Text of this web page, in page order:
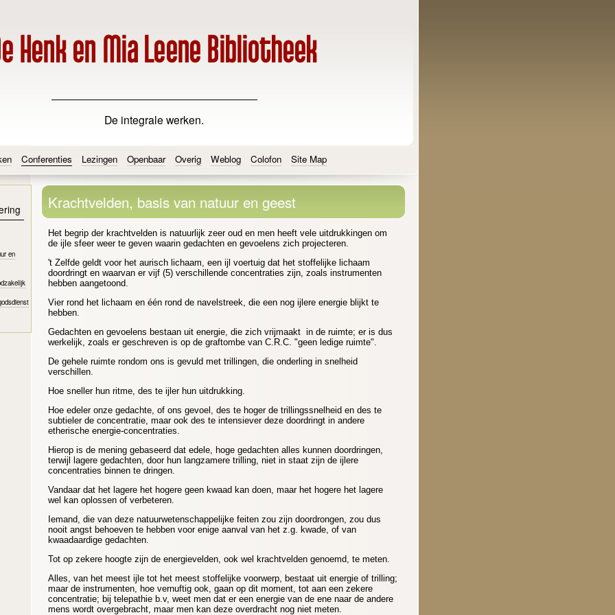
De integrale werken.
Conferenties Lezingen Openbaar Overig Weblog Colofon Site Map
en
Krachtvelden, basis van natuur en geest
Het begrip der krachtvelden is natuurlijk zeer oud en men heeft vele uitdrukkingen om
de ijle sfeer weer te geven waarin gedachten en gevoelens zich projecteren.
't Zelfde geldt voor het aurisch lichaam, een ijl voertuig dat het stoffelijke lichaam
doordringt en waarvan er vijf (5) verschillende concentraties zijn, zoals instrumenten
hebben aangetoond.
Vier rond het lichaam en één rond de navelstreek, die een nog ijlere energie blijkt te
hebben.
Gedachten en gevoelens bestaan uit energie, die zich vrijmaakt in de ruimte; er is dus
werkelijk, zoals er geschreven is op de graftombe van C.R.C. "geen ledige ruimte".
De gehele ruimte rondom ons is gevuld met trillingen, die onderling in snelheid
verschillen.
Hoe sneller hun ritme, des te ijler hun uitdrukking.
Hoe edeler onze gedachte, of ons gevoel, des te hoger de trillingssnelheid en des te
subtieler de concentratie, maar ook des te intensiever deze doordringt in andere
etherische energie-concentraties.
Hierop is de mening gebaseerd dat edele, hoge gedachten alles kunnen doordringen,
terwijl lagere gedachten, door hun langzamere trilling, niet in staat zijn de ijlere
concentraties binnen te dringen.
Vandaar dat het lagere het hogere geen kwaad kan doen, maar het hogere het lagere
wel kan oplossen of verbeteren.
Iemand, die van deze natuurwetenschappelijke feiten zou zijn doordrongen, zou dus
nooit angst behoeven te hebben voor enige aanval van het z.g. kwade, of van
kwaadaardige gedachten.
Tot op zekere hoogte zijn de energievelden, ook wel krachtvelden genoemd, te meten.
Alles, van het meest ijle tot het meest stoffelijke voorwerp, bestaat uit energie of trilling;
maar de instrumenten, hoe vernuftig ook, gaan op dit moment, tot aan een zekere
concentratie; bij telepathie b.v, weet men dat er een energie van de ene naar de andere
mens wordt overgebracht, maar men kan deze overdracht nog niet meten.